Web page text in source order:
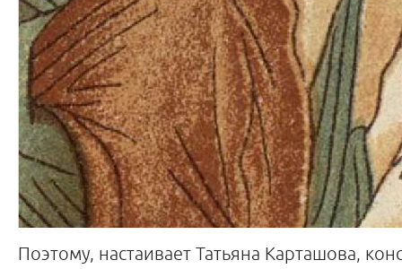
Поэтому, настаивает Татьяна Карташова,